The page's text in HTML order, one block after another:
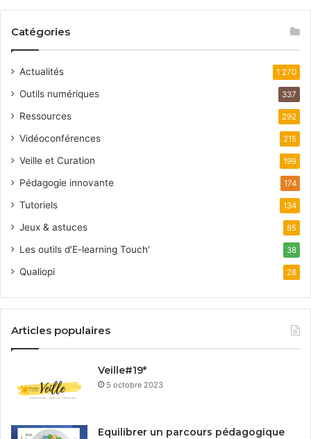
Catégories
Actualités 1 270
Outils numériques 337
Ressources 292
Vidéoconférences 215
Veille et Curation 199
Pédagogie innovante 174
Tutoriels 134
Jeux & astuces 85
Les outils d'E-learning Touch' 38
Qualiopi 28
Articles populaires
Veille#19*
5 octobre 2023
Equilibrer un parcours pédagogique